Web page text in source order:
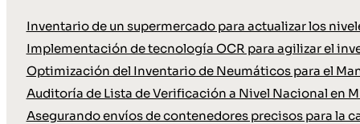
Inventario de un supermercado para actualizar los
Implementación de tecnología OCR para agilizar el
Optimización del Inventario de Neumáticos para el
Auditoría de Lista de Verificación a Nivel Nacional en
Asegurando envíos de contenedores precisos para la